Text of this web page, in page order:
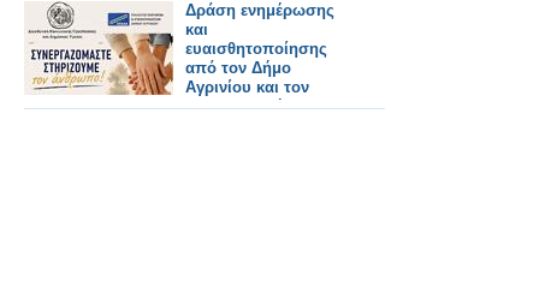
Daniel 188 εκατ. ευρώ.
Δράση ενημέρωσης
και
ευαισθητοποίησης
από τον Δήμο
Αγρινίου και τον
ΣΕΕΔΑ με μήνυμα